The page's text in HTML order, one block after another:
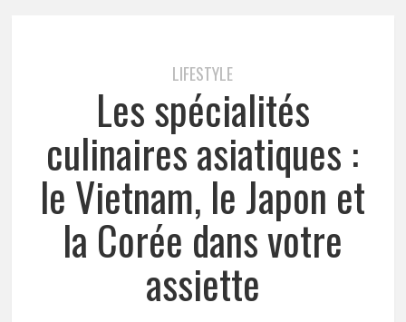
LIFESTYLE
Les spécialités
culinaires asiatiques :
le Vietnam, le Japon et
la Corée dans votre
assiette